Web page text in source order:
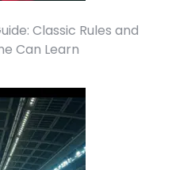
Classic Rules and
Can Learn